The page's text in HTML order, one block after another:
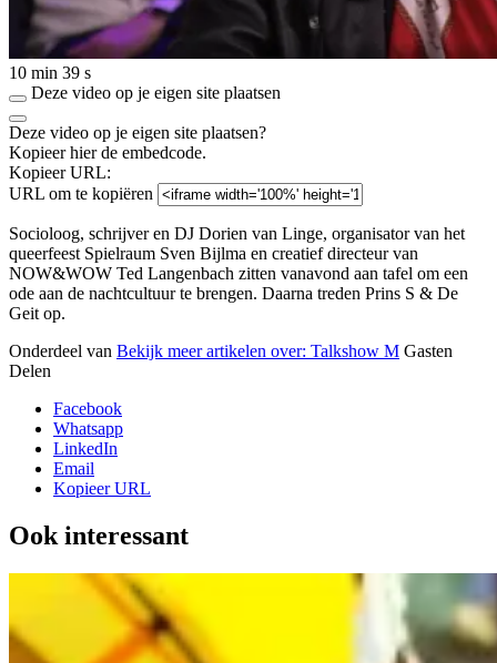
10 min 39 s
Deze video op je eigen site plaatsen
Deze video op je eigen site plaatsen?
Kopieer hier de embedcode.
Kopieer URL:
URL om te kopiëren
Socioloog, schrijver en DJ Dorien van Linge, organisator van het
queerfeest Spielraum Sven Bijlma en creatief directeur van
NOW&WOW Ted Langenbach zitten vanavond aan tafel om een
ode aan de nachtcultuur te brengen. Daarna treden Prins S & De
Geit op.
Onderdeel van Bekijk meer artikelen over: Talkshow M Gasten
Delen
Facebook
Whatsapp
LinkedIn
Email
Kopieer URL
Ook interessant